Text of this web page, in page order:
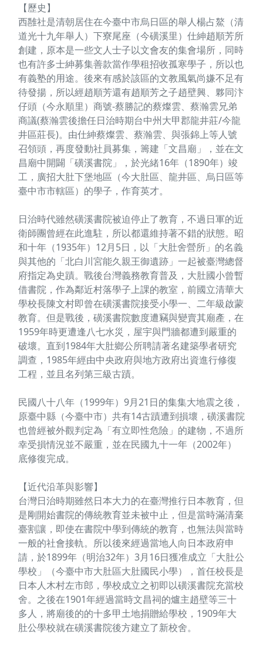
【歷史】
西雝社是清朝居住在今臺中市烏日區的舉人楊占鰲（清
道光十九年舉人）下寮尾座（今磺溪里）仕紳趙順芳所
創建，原本是一些文人士子以文會友的集會場所，同時
也有許多士紳募集善款當作學租招收孤寒學子，所以也
有義塾的用途。後來有感於該區的文教風氣尚嫌不足有
待發揚，所以經趙順芳還有趙順芳之子趙壁興、夥同汴
仔頭（今永順里）商號-蔡勝記的蔡燦雲、蔡瀚雲兄弟
商議(蔡瀚雲後擔任日治時期台中州大甲郡龍井莊/今龍
井區莊長)。由仕紳蔡燦雲、蔡瀚雲、與張錦上等人號
召領頭，再度發動社員募集，籌建「文昌廟」，並在文
昌廟中開闢「磺溪書院」，於光緒16年（1890年）竣
工，廣招大肚下堡地區（今大肚區、龍井區、烏日區等
臺中市市轄區）的學子，作育英才。
日治時代雖然磺溪書院被迫停止了教育，不過日軍的近
衛師團曾經在此進駐，所以都還維持著不錯的狀態。昭
和十年（1935年）12月5日，以「大肚舍營所」的名義
與其他的「北白川宮能久親王御遺跡」一起被臺灣總督
府指定為史蹟。戰後台灣義務教育普及，大肚國小曾暫
借書院，作為鄰近村落學子上課的教室，前國立清華大
學校長陳文村即曾在磺溪書院接受小學一、二年級啟蒙
教育。但是戰後，磺溪書院數度遭竊與變賣其廟產，在
1959年時更遭逢八七水災，屋宇與門牆都遭到嚴重的
破壞。直到1984年大肚鄉公所聘請著名建築學者研究
調查，1985年經由中央政府與地方政府出資進行修復
工程，並且名列第三級古蹟。
民國八十八年（1999年）9月21日的集集大地震之後，
原臺中縣（今臺中市）共有14古蹟遭到損壞，磺溪書院
也曾經被外觀判定為「有立即性危險」的建物，不過所
幸受損情況並不嚴重，並在民國九十一年（2002年）
底修復完成。
【近代沿革與影響】
台灣日治時期雖然日本大力的在臺灣推行日本教育，但
是剛開始書院的傳統教育並未被中止，但是當時滿清棄
臺割讓，即使在書院中學到傳統的教育，也無法與當時
一般的社會接軌。所以後來經過當地人向日本政府申
請，於1899年（明治32年）3月16日獲准成立「大肚公
學校」（今臺中市大肚區大肚國民小學），首任校長是
日本人木村左市郎，學校成立之初即以磺溪書院充當校
舍。之後在1901年經過當時文昌祠的爐主趙壁等三十
多人，將廟後的的十多甲土地捐贈給學校，1909年大
肚公學校就在磺溪書院後方建立了新校舍。